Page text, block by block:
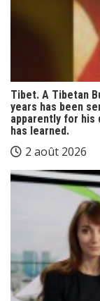
Tibet. A Tibetan
years has been
apparently for his
has learned.
2 août 2026